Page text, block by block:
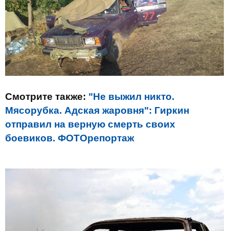
Смотрите также: "Не выжил никто.
Мясорубка. Адская жаровня": Гиркин
отправил на верную смерть своих
боевиков. ФОТОрепортаж